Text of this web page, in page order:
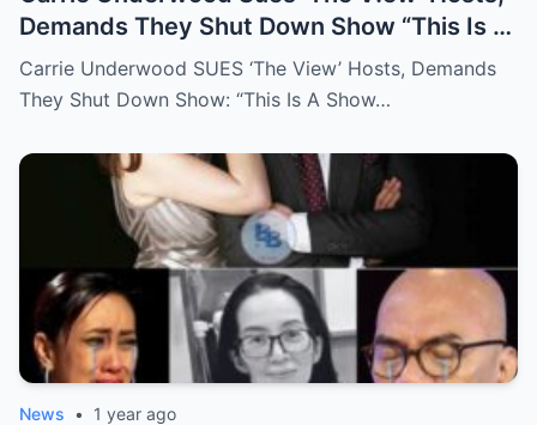
Demands They Shut Down Show “This Is A
Show That Lies To Its Viewers”
Carrie Underwood SUES ‘The View’ Hosts, Demands
They Shut Down Show: “This Is A Show…
News • 1 year ago